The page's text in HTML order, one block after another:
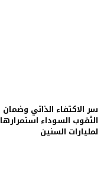
سر الاكتفاء الذاتي وضمان
الثقوب السوداء استمرارها
لمليارات السنين